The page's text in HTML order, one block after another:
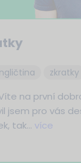
zkratky
Víte na první
jsem pro vás
tak… více